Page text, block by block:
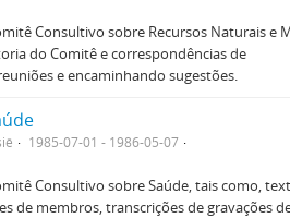
Consultivo sobre Recursos Naturais e
do Comitê e correspondências de
e encaminhando sugestões.
1985-07-01 - 1986-05-07
Consultivo sobre Saúde, tais como,
de membros, transcrições de gravações